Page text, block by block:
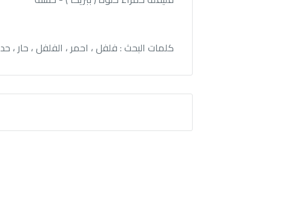
كلمات البحث : فلفل ، احمر ، الفلفل ، حار ، حد